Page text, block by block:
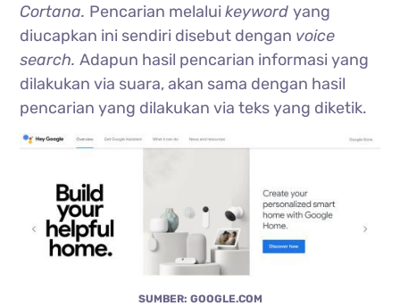
Cortana. Pencarian melaluikeywordyang
diucapkan ini sendiri disebut dengan voice
search.Adapun hasil pencarian informasi yang
dilakukan via suara, akan sama dengan hasil
pencarian yang dilakukan via teks yang diketik.
SUMBER: GOOGLE.COM